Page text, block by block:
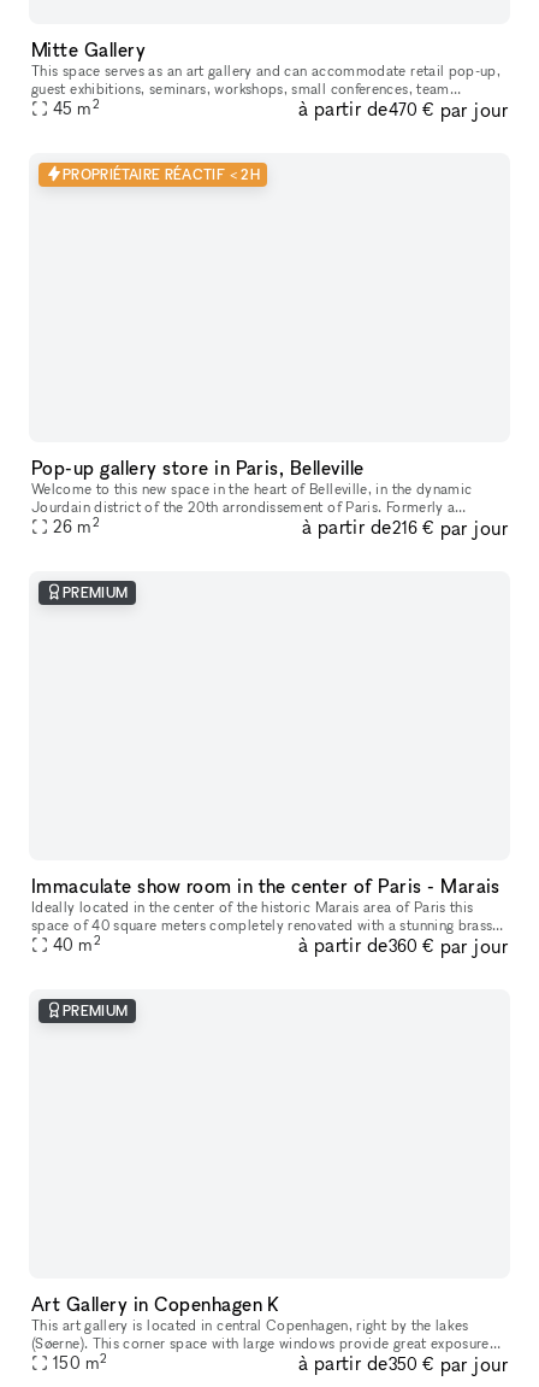
Mitte Gallery
This space serves as an art gallery and can accommodate retail pop-up,
guest exhibitions​,​​ seminars​,​ workshops​,​ small conferences​,​ team
meetings and gatherings of smaller groups during non-ex
45 m2 à partir de470 € par jour
PROPRIÉTAIRE RÉACTIF < 2H
Pop-up gallery store in Paris, Belleville
Welcome to this new space in the heart of Belleville, in the dynamic
Jourdain district of the 20th arrondissement of Paris. Formerly a
contemporary art gallery, this space has recently been renovated
26 m2 à partir de216 € par jour
PREMIUM
Immaculate show room in the center of Paris - Marais
Ideally located in the center of the historic Marais area of Paris this
space of 40 square meters completely renovated with a stunning brass
store front is ideal to receive clients and show products.
40 m2 à partir de360 € par jour
PREMIUM
Art Gallery in Copenhagen K
This art gallery is located in central Copenhagen, right by the lakes
(Søerne). This corner space with large windows provide great exposure
towards the street, and is suitable for both art exhibition
150 m2 à partir de350 € par jour